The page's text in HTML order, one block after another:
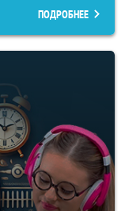
ПОДРОБНЕЕ